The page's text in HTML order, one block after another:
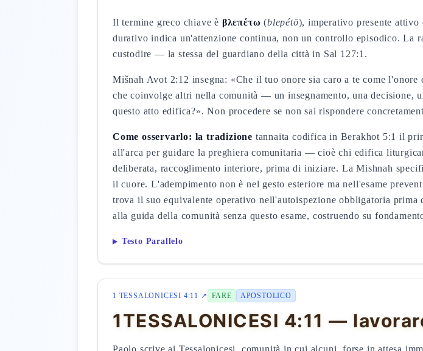
Il termine greco chiave è βλεπέτω (blepétō), imperativo presente
durativo indica un'attenzione continua, non un controllo episodico. La
custodire — la stessa del guardiano della città in Sal 127:1.
Mišnah Avot 2:12 insegna: «Che il tuo onore sia caro a te come
che coinvolge altri nella comunità — un insegnamento, una decisione,
questo atto edifica?». Non procedere se non sai rispondere
Come osservarlo: la tradizione tannaita codifica in Berakhot 5:1 il
all'arca per guidare la preghiera comunitaria — cioè chi edifica
deliberata, raccoglimento interiore, prima di iniziare. La Mishnah
il cuore. L'adempimento non è nel gesto esteriore ma nell'esame
trova il suo equivalente operativo nell'autoispezione obbligatoria
alla guida della comunità senza questo esame, costruendo su
Testo Parallelo
1 TESSALONICESI 4:11 ↗ FARE APOSTOLICO
1TESSALONICESI 4:11 —
Paolo scrive ai Tessalonicesi, comunità in cui alcuni, forse in attesa